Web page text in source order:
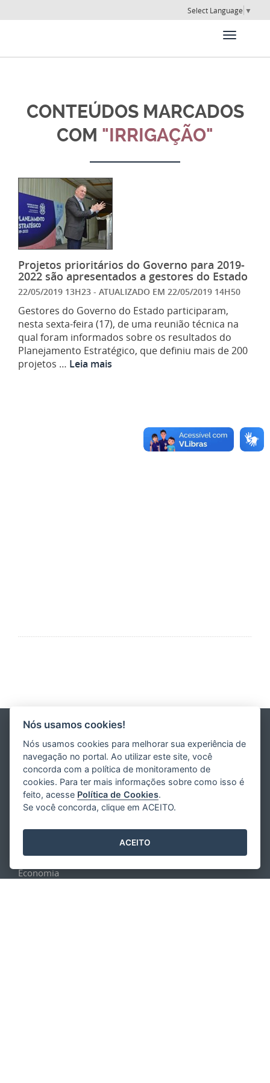
Select Language ▼
CONTEÚDOS MARCADOS
COM "IRRIGAÇÃO"
Projetos prioritários do Governo para 2019-
2022 são apresentados a gestores do Estado
22/05/2019 13H23 - ATUALIZADO EM 22/05/2019 14H50
Gestores do Governo do Estado participaram,
nesta sexta-feira (17), de uma reunião técnica na
qual foram informados sobre os resultados do
Planejamento Estratégico, que definiu mais de 200
projetos … Leia mais
SOBRE
História
Missão. Visão e Valores
NOTÍCIAS
Economia
Nós usamos cookies!
Nós usamos cookies para melhorar sua experiência de
navegação no portal. Ao utilizar este site, você
concorda com a política de monitoramento de
cookies. Para ter mais informações sobre como isso é
feito, acesse Política de Cookies.
Se você concorda, clique em ACEITO.
ACEITO